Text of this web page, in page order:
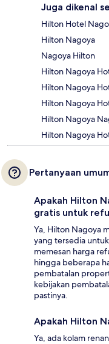
Juga dikenal
Hilton Hotel
Hilton Nagoya
Nagoya Hilton
Hilton Nagoya
Hilton Nagoya
Hilton Nagoya
Hilton Nagoya
Hilton Nagoya
Pertanyaan
Apakah Hilton
gratis untuk
Ya, Hilton Nagoya
yang tersedia
memesan harga
hingga beberapa
pembatalan
kebijakan
pastinya.
Apakah Hilton
Ya, ada kolam